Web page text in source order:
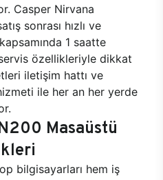
Casper Nirvana
sonrası hızlı ve
1 saatte
özellikleriyle dikkat
iletişim hattı ve
ile her an her yerde
Masaüstü
bilgisayarları hem iş